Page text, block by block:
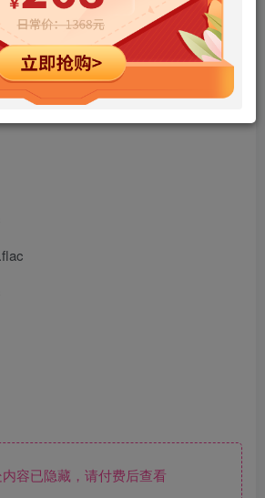
容已隐藏，请付费后查看